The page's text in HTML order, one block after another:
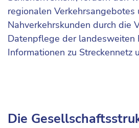
regionalen
Nahverkehrskunden durch die
Datenpflege der landesweiten
Informationen zu Streckennetz
Die